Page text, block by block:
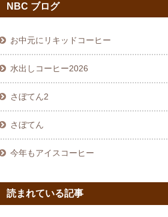
NBC ブログ
お中元にリキッドコーヒー
水出しコーヒー2026
さぼてん2
さぼてん
今年もアイスコーヒー
読まれている記事